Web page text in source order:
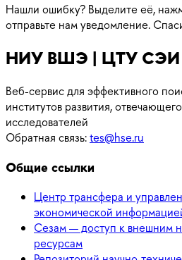
Нашли ошибку? Выделите её,
отправьте нам уведомление.
НИУ ВШЭ | ЦТУ СЭИ
Веб-сервис для эффективного
институтов развития,
исследователей
Обратная связь:tes@hse.ru
Общие ссылки
Центр трансфера и
экономической
Сезам — доступ к внешним
ресурсам